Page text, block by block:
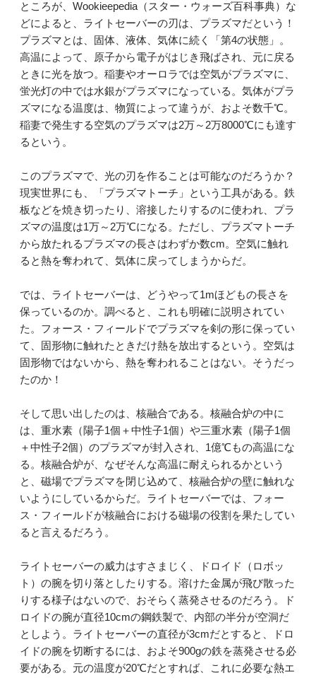
ところが、Wookieepedia（スター・ウォーズ百科事典）な
どによると、ライトセーバーの刃は、プラズマだという！
プラズマとは、固体、液体、気体に続く「第4の状態」。
高温によって、原子から電子がはじき飛ばされ、元に戻る
ときに光を放つ。稲妻やオーロラでは空気がプラズマに、
蛍光灯の中では水銀がプラズマになっている。気体がプラ
ズマになる温度は、物質によって違うが、およそ数千℃。
稲妻で発生する空気のプラズマは2万～2万8000℃にも達す
るという。
このプラズマで、光の刃を作ることは可能なのだろうか？
現実世界にも、「プラズマトーチ」という工具がある。鉄
板などを焼き切ったり、溶接したりするのに使われ、プラ
ズマの温度は1万～2万℃になる。ただし、プラズマトーチ
から放たれるプラズマの長さはわずか数cm。空気に触れ
ると熱を奪われて、気体に戻ってしまうからだ。
では、ライトセーバーは、どうやって1mほどもの長さを
保っているのか。調べると、これも明確に説明されてい
た。フォース・フィールドでプラズマを剣の形に保ってい
て、固形物に触れたときだけ熱を放出するという。空気は
固形物ではないから、熱を奪われることはない。そうだっ
たのか！
そして思い出したのは、核融合である。核融合炉の中に
は、重水素（陽子1個＋中性子1個）や三重水素（陽子1個
＋中性子2個）のプラズマが封入され、1億℃もの高温にな
る。核融合炉が、なぜそんな高温に耐えられるかという
と、磁場でプラズマを閉じ込めて、核融合炉の壁に触れな
いようにしているからだ。ライトセーバーでは、フォー
ス・フィールドが核融合における磁場の役割を果たしてい
ると言えるだろう。
ライトセーバーの威力はすさまじく、ドロイド（ロボッ
ト）の腕を切り落としたりする。溶けた金属が飛び散った
りする様子はないので、おそらく蒸発させるのだろう。ド
ロイドの腕が直径10cmの鋼鉄製で、内部の半分が空洞だ
としよう。ライトセーバーの直径が3cmだとすると、ドロ
イドの腕を切断するには、およそ900gの鉄を蒸発させる必
要がある。元の温度が20℃だとすれば、これに必要な熱エ